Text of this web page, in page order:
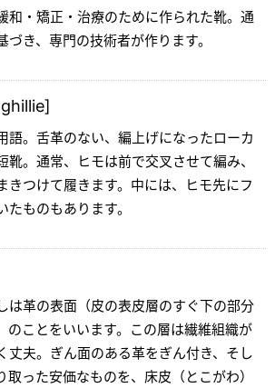
和・矯正・治療のために作られた靴。通
づき、専門の技術者が作ります。
語。舌革のない、編上げになったローカ
靴。通常、ヒモは前で交叉させて編み、
きつけて履きます。中には、ヒモ先にフ
たものもあります。
は革の表面（皮の表皮層のすぐ下の部分
のことをいいます。この層は繊維組織が
丈夫。ぎん面のある革をぎん付き、そし
取った安価なものを、床皮（とこがわ）